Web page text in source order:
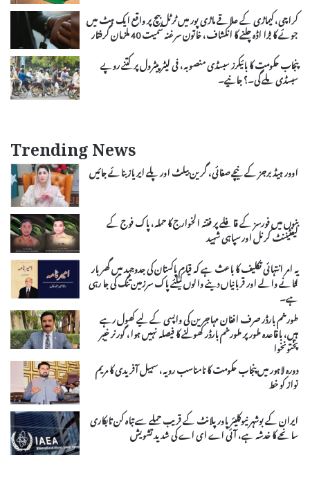
کراچی، کیماڑی کے علاقے ماڑی پور میں ٹرٹل بیچ پر واقع ایک ہٹ میں
جوئے کا بڑا اڈہ چلنے کا انکشاف، خاتون سرغنہ سمیت 40 ملزمان گرفتار
پنجاب حکومت کا بائیکرز سبسڈی منصوبہ، فی لیٹر پیٹرول پر کتنے روپے
سبسڈی ملے گی۔؟ جانیے۔
Trending News
اوور ہیڈ برجز کے نیچے صفائی، گرین بیلٹ اور پلے ایریاز بنائے جائیں
بنوں میں فورسز کے قافلے پر فتنہ الخوارج کا حملہ، پاک فوج کے
لیفٹیننٹ کرنل اور سپاہی شہید
یہ امر انتہائی تکلیف کا باعث ہے کہ قیام پاکستان کی جدوجہد میں گھر بار
لٹانے والے اور قربانیاں دینے والوں کیلئے پاک سرزمین تنگ کی جا رہی
ہے۔
طورخم بارڈر صرف افغان مہاجرین کی واپسی کے لیے کھول رہے
ہیں، باقاعدہ طور پر طورخم بارڈر کھولنے کا فیصلہ نہیں ہوا، گورنر خیبر
پختونخوا
دورہ لاہور میں پنجاب حکومت کا نامناسب رویہ، سہیل آفریدی کا مریم
نواز کو خط
ایران کے بوشہر نیوکلیئر پاور پلانٹ کے قریب حملے سے تباہ کن تابکاری
سانحے کا خدشہ ہے، آئی اے ای اے کی شدید تشویش